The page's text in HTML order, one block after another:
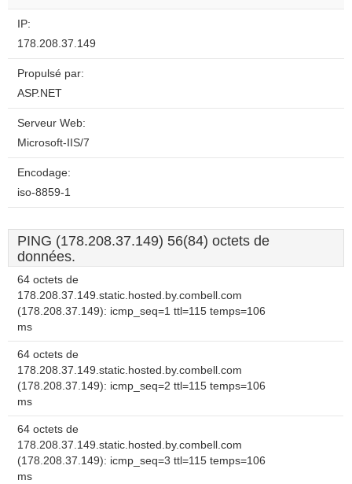
IP:
178.208.37.149
Propulsé par:
ASP.NET
Serveur Web:
Microsoft-IIS/7
Encodage:
iso-8859-1
PING (178.208.37.149) 56(84) octets de
données.
64 octets de
178.208.37.149.static.hosted.by.combell.com
(178.208.37.149): icmp_seq=1 ttl=115 temps=106
ms
64 octets de
178.208.37.149.static.hosted.by.combell.com
(178.208.37.149): icmp_seq=2 ttl=115 temps=106
ms
64 octets de
178.208.37.149.static.hosted.by.combell.com
(178.208.37.149): icmp_seq=3 ttl=115 temps=106
ms